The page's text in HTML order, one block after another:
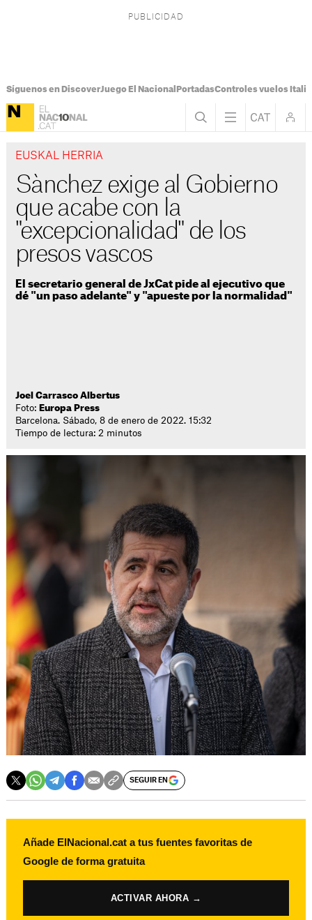
Síguenos en DiscoverJuego El Nacional PortadasControles vuelos Italia
EUSKAL HERRIA
Sànchez exige al Gobierno
que acabe con la
"excepcionalidad" de los
presos vascos
El secretario general de JxCat pide al ejecutivo que
dé "un paso adelante" y "apueste por la normalidad"
Joel Carrasco Albertus
Foto: Europa Press
Barcelona. Sábado, 8 de enero de 2022. 15:32
Tiempo de lectura: 2 minutos
SEGUIR EN
Añade ElNacional.cat a tus fuentes favoritas de
Google de forma gratuita
ACTIVAR AHORA →